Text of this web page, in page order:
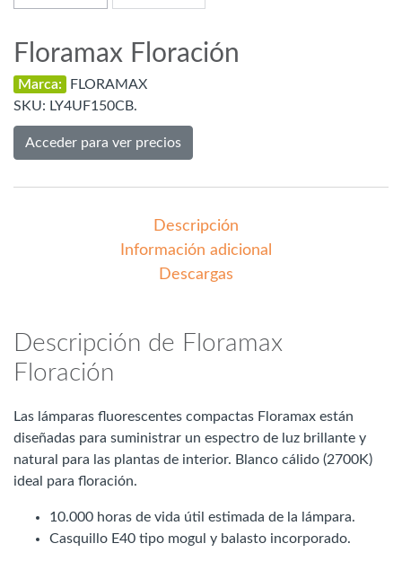
Floramax Floración
Marca:
FLORAMAX
SKU: LY4UF150CB.
Acceder para ver precios
Descripción
Información adicional
Descargas
Descripción de Floramax
Floración
Las lámparas fluorescentes compactas Floramax están
diseñadas para suministrar un espectro de luz brillante y
natural para las plantas de interior. Blanco cálido (2700K)
ideal para floración.
10.000 horas de vida útil estimada de la lámpara.
Casquillo E40 tipo mogul y balasto incorporado.